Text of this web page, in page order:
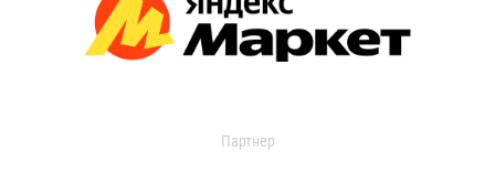
Партнер